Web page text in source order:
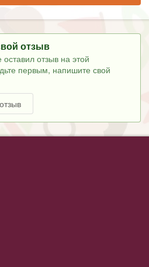
отзыв
отзыв на этой
первым, напишите свой